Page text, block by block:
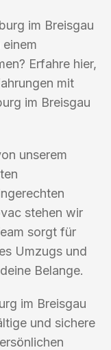
im Breisgau
Erfahre hier,
mit
im Breisgau
unserem
stehen wir
sorgt für
Umzugs und
Belange.
im Breisgau
und sichere